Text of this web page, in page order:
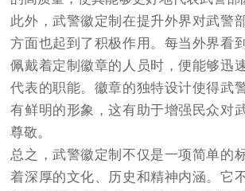
此外，武警徽定制在提升外界对武警
方面也起到了积极作用。每当外界看
佩戴着定制徽章的人员时，便能够迅
代表的职能。徽章的独特设计使得武
有鲜明的形象，这有助于增强民众对
尊敬。
总之，武警徽定制不仅是一项简单的
着深厚的文化、历史和精神内涵。它